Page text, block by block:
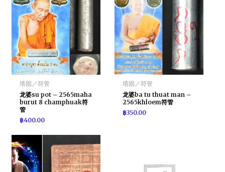
塔固／符管
龙婆su pot – 2565maha
burut 8 champhuak符
管
฿400.00
塔固／符管
龙婆ba tu thuat man –
2565khloem符管
฿350.00